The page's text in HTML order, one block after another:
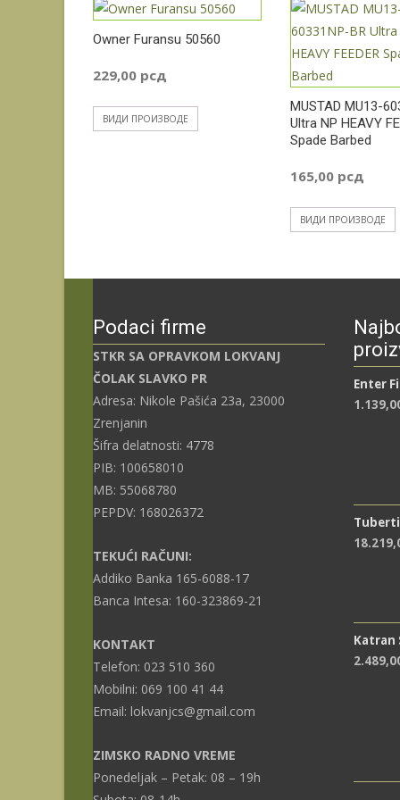
549,00 рсд
685,00 рсд
до
Owner Furansu 50560
229,00 рсд
ВИДИ ПРОИЗВОДЕ
MUSTAD MU13-
Ultra NP HEAVY
Spade Barbed
165,00 рсд
ВИДИ ПРОИЗВОДЕ
Podaci firme
STKR SA OPRAVKOM LOKVANJ
ČOLAK SLAVKO PR
Adresa: Nikole Pašića 23a, 23000
Zrenjanin
Šifra delatnosti: 4778
PIB: 100658010
MB: 55068780
PEPDV: 168026372
TEKUĆI RAČUNI:
Addiko Banka 165-6088-17
Banca Intesa: 160-323869-21
KONTAKT
Telefon: 023 510 360
Mobilni: 069 100 41 44
Email: lokvanjcs@gmail.com
ZIMSKO RADNO VREME
Ponedeljak – Petak: 08 – 19h
Enter
Katran